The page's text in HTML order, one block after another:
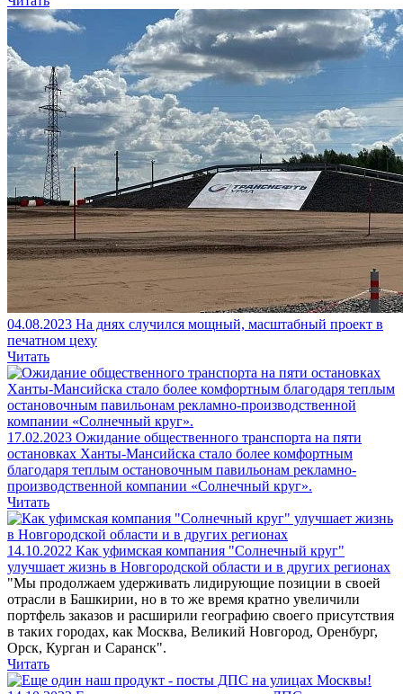
04.08.2023 На днях случился мощный, масштабный проект в
печатном цеху
Читать
17.02.2023 Ожидание общественного транспорта на пяти
остановках Ханты-Мансийска стало более комфортным
благодаря теплым остановочным павильонам рекламно-
производственной компании «Солнечный круг».
Читать
14.10.2022 Как уфимская компания "Солнечный круг"
улучшает жизнь в Новгородской области и в других регионах
"Мы продолжаем удерживать лидирующие позиции в своей
отрасли в Башкирии, но в то же время кратно увеличили
портфель заказов и расширили географию своего присутствия
в таких городах, как Москва, Великий Новгород, Оренбург,
Орск, Курган и Саранск".
Читать